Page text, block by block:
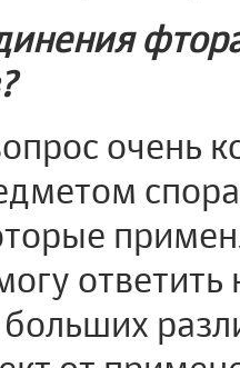
очень
ответить